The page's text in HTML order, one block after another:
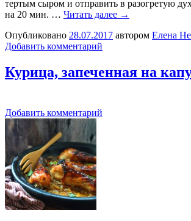
тертым сыром и отправить в разогретую
на 20 мин. … Читать далее →
Опубликовано 28.07.2017 автором Елена
Добавить комментарий
Курица, запеченная на
Добавить комментарий